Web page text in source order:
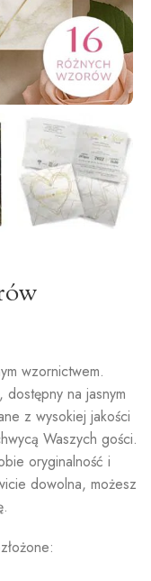
wzornictwem.
na jasnym
z wysokiej jakości
Waszych gości.
oryginalność i
dowolna, możesz